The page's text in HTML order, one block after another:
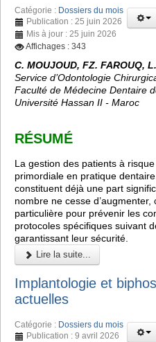
Catégorie : Dossiers du mois
Publication : 25 juin 2026
Mis à jour : 25 juin 2026
Affichages : 343
C. MOUJOUD, FZ. FAROUQ,
Service d’Odontologie
Faculté de Médecine Dentaire
Université Hassan II - Maroc
RÉSUMÉ
La gestion des patients à
primordiale en pratique
constituent déjà une part
nombre ne cesse
particulière pour prévenir les
protocoles spécifiques suivant
garantissant leur sécurité.
Lire la suite...
Implantologie et
actuelles
Catégorie : Dossiers du mois
Publication : 9 avril 2026